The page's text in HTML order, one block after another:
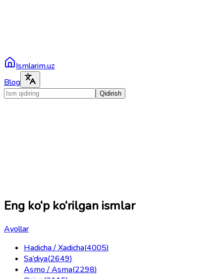
Ismlarim.uz
Blog
Qidirish
Eng ko‘p ko‘rilgan ismlar
Ayollar
Hadicha / Xadicha(4005)
Sa’diya(2649)
Asmo / Asma(2298)